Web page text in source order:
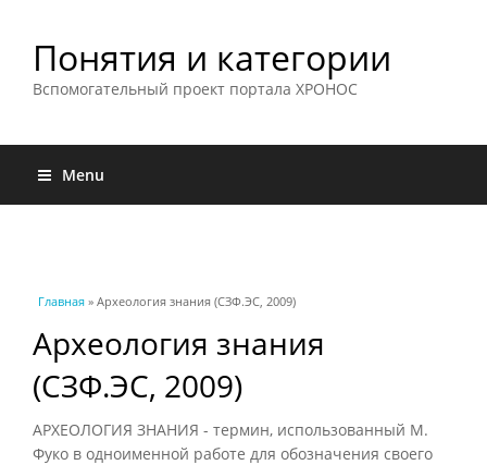
Понятия и категории
Вспомогательный проект портала ХРОНОС
Menu
Вы здесь
Главная » Археология знания (СЗФ.ЭС, 2009)
Археология знания
(СЗФ.ЭС, 2009)
АРХЕОЛОГИЯ ЗНАНИЯ - термин, использованный М.
Фуко в одноименной работе для обозначения своего